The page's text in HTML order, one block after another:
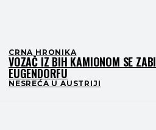
CRNA HRONIKA
VOZAČ IZ BIH KAMIONOM SE
EUGENDORFU
NESREĆA U AUSTRIJI